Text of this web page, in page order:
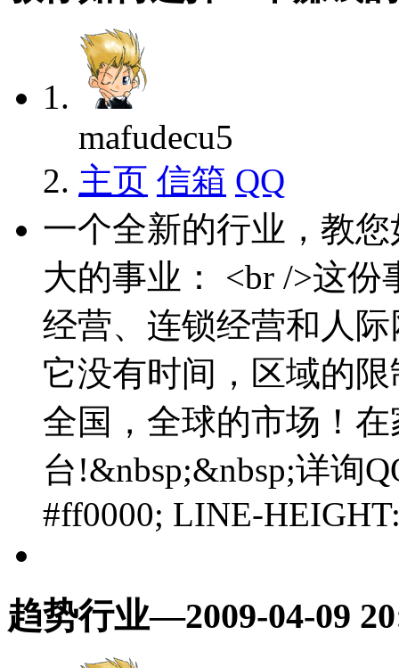
mafudecu5
主页 信箱 QQ
一个全新的行业，教
大的事业： <br />这
经营、连锁经营和人
它没有时间，区域的
全国，全球的市场！
台!&nbsp;&nbsp;详询
#ff0000; LINE-
趋势行业—2009-04-09